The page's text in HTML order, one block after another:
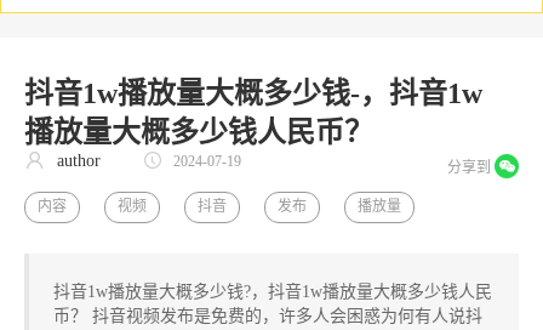
抖音1w播放量大概多少钱-，抖音1w
播放量大概多少钱人民币？
分享到
author 2024-07-19
内容 视频 抖音 发布 播放量
抖音1w播放量大概多少钱?，抖音1w播放量大概多少钱人民
币？ 抖音视频发布是免费的，许多人会困惑为何有人说抖